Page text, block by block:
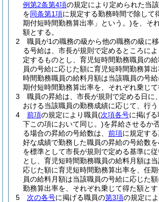
例第2条第4項の規定により定められた当
を同条第1項に規定する勤務時間で除して
期付短時間勤務算出率」という。)を、そ
額とする。
2
職員が1の職務の級から他の職務の級に
る号給は、市長が規則で定めるところに
定するものとし、育児短時間勤務職員の
員の号給に応じた額に育児短時間勤務算
時間勤務職員の給料月額は当該職員の号
期付短時間勤務算出率を、それぞれ乗じて
3
職員の昇給は、市長が規則で定める日に
おける当該職員の勤務成績に応じて、行う
4
前項の規定により職員(次項各号に掲げ
下この項において同じ。)を昇給させるか
る場合の昇給の号給数は、 前項に規定す
好な成績で勤務した職員の昇給の号給数
を標準として市長が規則で定める基準に
とし、育児短時間勤務職員の給料月額は
応じた額に育児短時間勤務算出率を、任
員の給料月額は当該職員の号給に応じた
勤務算出率を、それぞれ乗じて得た額とす
5
次の各号に掲げる職員の第3項の規定によ